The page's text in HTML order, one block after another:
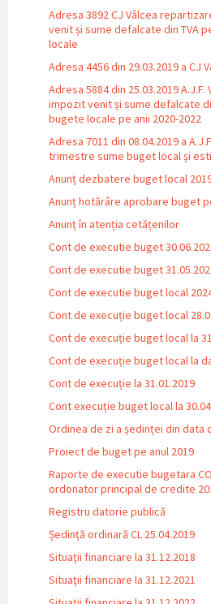
Adresa 3892 CJ Vâlcea
venit și sume defalcate din TVA
locale
Adresa 4456 din 29.03.2019 a CJ
Adresa 5884 din 25.03.2019
impozit venit și sume defalcate
bugete locale pe anii 2020-2022
Adresa 7011 din 08.04.2019 a
trimestre sume buget local și
Anunț dezbatere buget local
Anunț hotărâre aprobare buget
Anunț în atenția cetățenilor
Cont de executie buget
Cont de executie buget
Cont de executie buget local
Cont de execuție buget local
Cont de execuție buget local la
Cont de execuție buget local la
Cont de execuție la 31.01.2019
Cont execuție buget local la
Ordinea de zi a ședinței din data
Proiect de buget pe anul 2019
Raporte de executie bugetara
ordonator principal de credite
Registru datorie publică
Ședință ordinară CL 25.04.2019
Situații financiare la 31.12.2018
Situaţii financiare la 31.12.2021